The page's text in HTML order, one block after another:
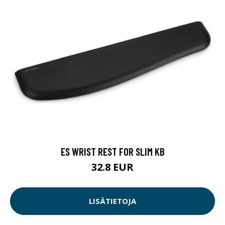
ES WRIST REST FOR SLIM KB
32.8 EUR
LISÄTIETOJA